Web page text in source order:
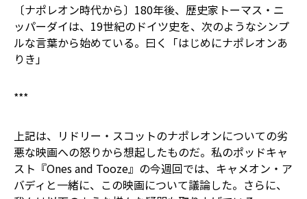
〔ナポレオン時代から〕180年後、歴史家トーマス・ニ
ッパーダイは、19世紀のドイツ史を、次のようなシンプ
ルな言葉から始めている。曰く「はじめにナポレオンあ
りき」
***
上記は、リドリー・スコットのナポレオンについての劣
悪な映画への怒りから想起したものだ。私のポッドキャ
スト『Ones and Tooze』の今週回では、キャメオン・ア
バディと一緒に、この映画について議論した。さらに、